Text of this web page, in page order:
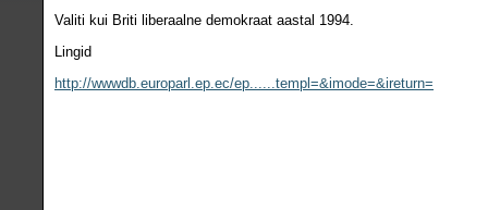
Valiti kui Briti liberaalne demokraat aastal 1994.
Lingid
http://wwwdb.europarl.ep.ec/ep......templ=&imode=&ireturn=